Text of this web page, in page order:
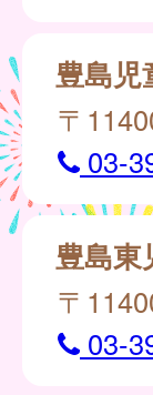
豊島児
〒
03-
豊島東
〒
03-